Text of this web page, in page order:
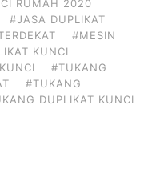
RUMAH 2020
#JASA DUPLIKAT
#MESIN
KUNCI
#TUKANG
#TUKANG
DUPLIKAT KUNCI